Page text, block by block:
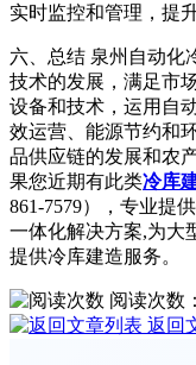
实时监控和管理，提
六、总结 泉州自动化
技术的发展，满足市
设备和技术，运用自
效运营、能源节约和
品供应链的发展和农
果您近期有此类冷库
861-7579），专业提
一体化解决方案,为大
提供冷库建造服务。
阅读次数：
返回